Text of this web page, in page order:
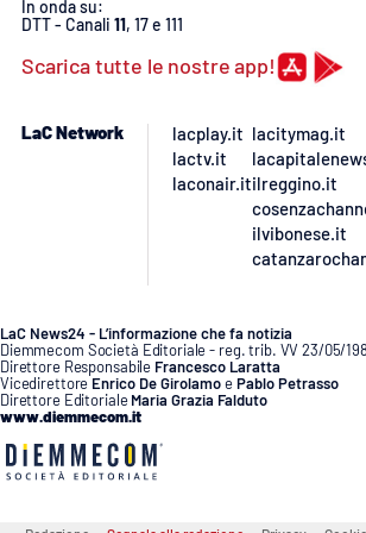
SPECIALI
Buona Sanità Calabria
CALABRIAVISIONE
Food
Storie
LAC
NETWORK
In onda su:
DTT - Canali 11, 17 e 111
Scarica tutte le nostre app!
LaC Network
lacplay.it
lactv.it
laconair.it
lacitymag.it
ilreggino.it
ilvibonese.it
LaC News24 - L’informazione che fa notizia
Diemmecom Società Editoriale - reg. trib. VV 23/05/
Direttore Responsabile Francesco Laratta
Vicedirettore Enrico De GirolamoePablo Petrasso
Direttore Editoriale Maria Grazia Falduto
www.diemmecom.it